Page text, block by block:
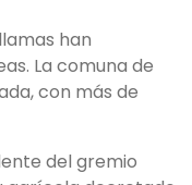
han
La comuna de
con más de
del gremio